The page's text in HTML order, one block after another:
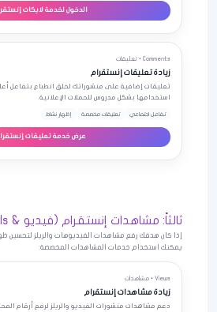
الدخول لخدمة لايكات
Comments • تعليقات
زيادة تعليقات إنستقرام
تعليقات إضافية على منشوراتك لخلق انطباع بتفاعل
استخدامها بشكل مدروس للحملات الإعلانية.
تفاعل اجتماعي تعليقات مخصصة إظهار نشاط
عرض خدمة تعليقات
ثالثاً: مشاهدات إنستقرام (فيديو & Reels)
إذا كان هدفك رفع مشاهدات الفيديوهات والريلز لتحسين
يمكنك استخدام خدمات المشاهدات المخصصة:
Views • مشاهدات
زيادة مشاهدات إنستقرام
دعم مشاهدات منشورات الفيديو والريلز لرفع أرقام